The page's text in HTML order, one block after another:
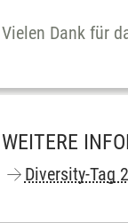
Vielen Dank für
WEITERE
Diversity-Tag